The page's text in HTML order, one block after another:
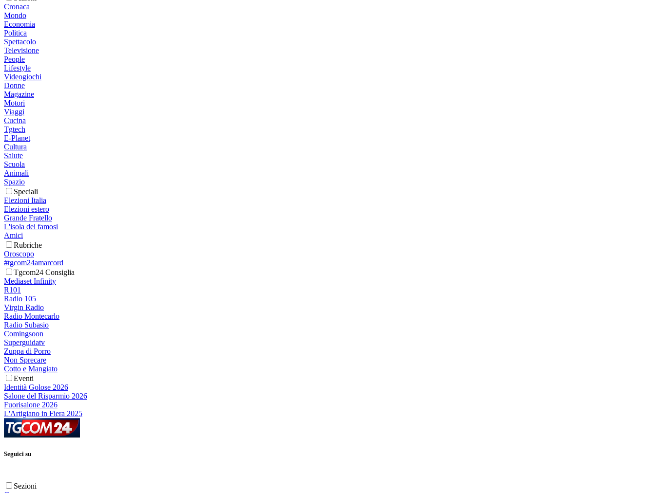
Cronaca
Mondo
Economia
Politica
Spettacolo
Televisione
People
Lifestyle
Videogiochi
Donne
Magazine
Motori
Viaggi
Cucina
Tgtech
E-Planet
Cultura
Salute
Scuola
Animali
Spazio
Speciali
Elezioni Italia
Elezioni estero
Grande Fratello
L'isola dei famosi
Amici
Rubriche
Oroscopo
#tgcom24amarcord
Tgcom24 Consiglia
Mediaset Infinity
R101
Radio 105
Virgin Radio
Radio Montecarlo
Radio Subasio
Comingsoon
Superguidatv
Zuppa di Porro
Non Sprecare
Cotto e Mangiato
Eventi
Identità Golose 2026
Salone del Risparmio 2026
Fuorisalone 2026
L'Artigiano in Fiera 2025
Seguici su
Sezioni